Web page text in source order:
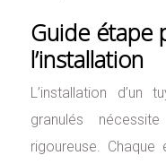
Guide étape
l’installation
L’installation d’un
granulés
rigoureuse.